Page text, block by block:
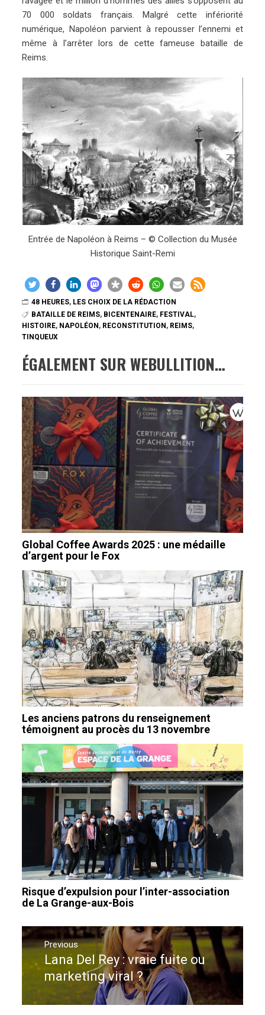
70 000 soldats français. Malgré cette infériorité
numérique, Napoléon parvient à repousser l’ennemi et
même à l’arrêter lors de cette fameuse bataille de
Reims.
Entrée de Napoléon à Reims – © Collection du Musée
Historique Saint-Remi
48 HEURES, LES CHOIX DE LA RÉDACTION
BATAILLE DE REIMS, BICENTENAIRE, FESTIVAL,
HISTOIRE, NAPOLÉON , RECONSTITUTION , REIMS,
TINQUEUX
ÉGALEMENT SUR WEBULLITION…
Global Coffee Awards 2025 : une médaille
d’argent pour le Fox
Les anciens patrons du renseignement
témoignent au procès du 13 novembre
Risque d’expulsion pour l’inter-association
de La Grange-aux-Bois
Navigation
de
l’article
Previous
Previous
post:
Lana Del Rey : vraie fuite ou
marketing viral ?